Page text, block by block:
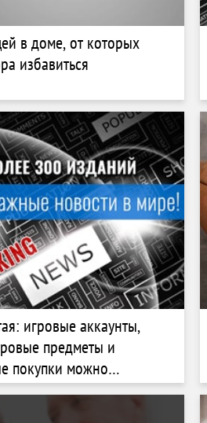
в доме, от которых
избавиться
игровые аккаунты,
предметы и
покупки можно
по наследству